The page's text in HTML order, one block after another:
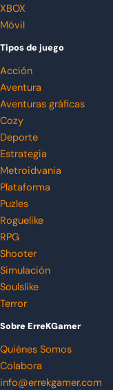
XBOX
Móvil
Tipos de juego
Acción
Aventura
Aventuras gráficas
Cozy
Deporte
Estrategia
Metroidvania
Plataforma
Puzles
Roguelike
RPG
Shooter
Simulación
Soulslike
Terror
Sobre ErreKGamer
Quiénes Somos
Colabora
info@errekgamer.com